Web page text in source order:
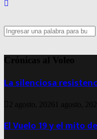
Search
for:
Crónicas al Voleo
La silenciosa
2 agosto, 2026 1 agosto,
El Vuelo 19 y el mito